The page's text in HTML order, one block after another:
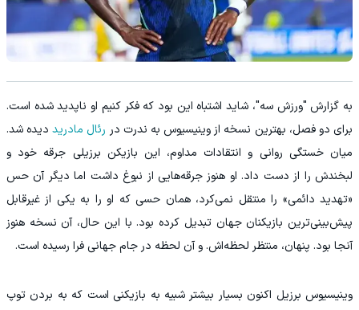
به گزارش "ورزش سه"، شاید اشتباه این بود که فکر کنیم او ناپدید شده است.
برای دو فصل، بهترین نسخه از وینیسیوس به‌ ندرت در رئال مادریددیده شد.
میان خستگی روانی و انتقادات مداوم، این بازیکن برزیلی جرقه خود و
لبخندش را از دست داد. او هنوز جرقه‌هایی از نبوغ داشت اما دیگر آن حس
«تهدید دائمی» را منتقل نمی‌کرد، همان حسی که او را به یکی از غیرقابل‌
پیش‌بینی‌ترین بازیکنان جهان تبدیل کرده بود. با این حال، آن نسخه هنوز
آنجا بود. پنهان، منتظر لحظه‌اش. و آن لحظه در جام جهانی فرا رسیده است.
وینیسیوس برزیل اکنون بسیار بیشتر شبیه به بازیکنی است که به بردن توپ